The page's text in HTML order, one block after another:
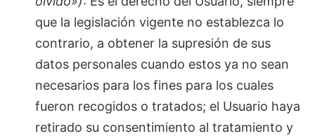
que la legislación vigente no establezca lo
contrario, a obtener la supresión de sus
datos personales cuando estos ya no sean
necesarios para los fines para los cuales
fueron recogidos o tratados; el Usuario haya
retirado su consentimiento al tratamiento y